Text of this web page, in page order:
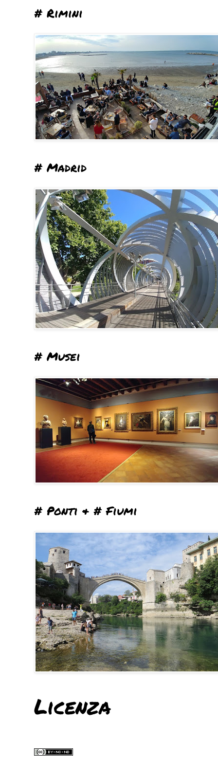
# Rimini
# Madrid
# Musei
# Ponti & # Fiumi
Licenza